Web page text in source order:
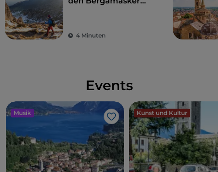
4 Minuten
Events
Musik
Like
Kunst und Kultur